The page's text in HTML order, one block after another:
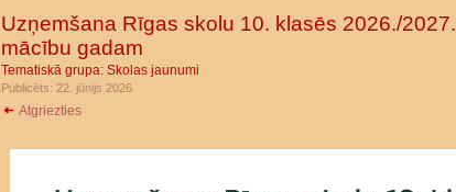
Uzņemšana Rīgas skolu 10. klasēs 2026./2027.
mācību gadam
Tematiskā grupa: Skolas jaunumi
Publicēts: 22. jūnijs 2026
Atgriezties